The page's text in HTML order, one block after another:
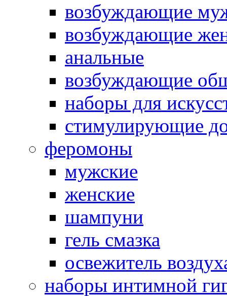
возбуждающие
возбуждающие
анальные
возбуждающие
наборы для
стимулирующие
феромоны
мужские
женские
шампуни
гель смазка
освежитель
наборы интимной